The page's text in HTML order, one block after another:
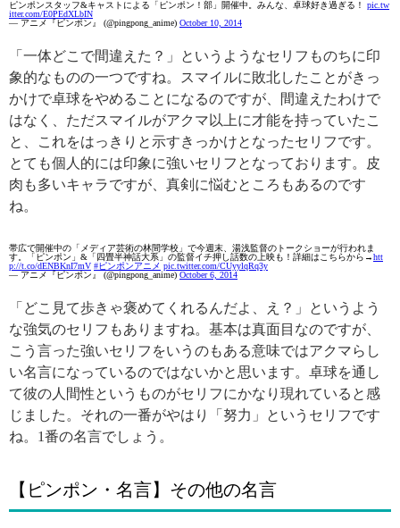
ピンポンスタッフ&キャストによる「ピンポン！部」開催中。みんな、卓球好き過ぎる！ pic.tw
itter.com/E0PEdXLbIN
— アニメ『ピンポン』 (@pingpong_anime) October 10, 2014
「一体どこで間違えた？」というようなセリフものちに印
象的なものの一つですね。スマイルに敗北したことがきっ
かけで卓球をやめることになるのですが、間違えたわけで
はなく、ただスマイルがアクマ以上に才能を持っていたこ
と、これをはっきりと示すきっかけとなったセリフです。
とても個人的には印象に強いセリフとなっております。皮
肉も多いキャラですが、真剣に悩むところもあるのです
ね。
帯広で開催中の「メディア芸術の林間学校」で今週末、湯浅監督のトークショーが行われま
す。「ピンポン」&「四畳半神話大系」の監督イチ押し話数の上映も！詳細はこちらから→htt
p://t.co/dENBKnI7mV #ピンポンアニメ pic.twitter.com/CUyylqRq3y
— アニメ『ピンポン』 (@pingpong_anime) October 6, 2014
「どこ見て歩きゃ褒めてくれるんだよ、え？」というよう
な強気のセリフもありますね。基本は真面目なのですが、
こう言った強いセリフをいうのもある意味ではアクマらし
い名言になっているのではないかと思います。卓球を通し
て彼の人間性というものがセリフにかなり現れていると感
じました。それの一番がやはり「努力」というセリフです
ね。1番の名言でしょう。
【ピンポン・名言】その他の名言